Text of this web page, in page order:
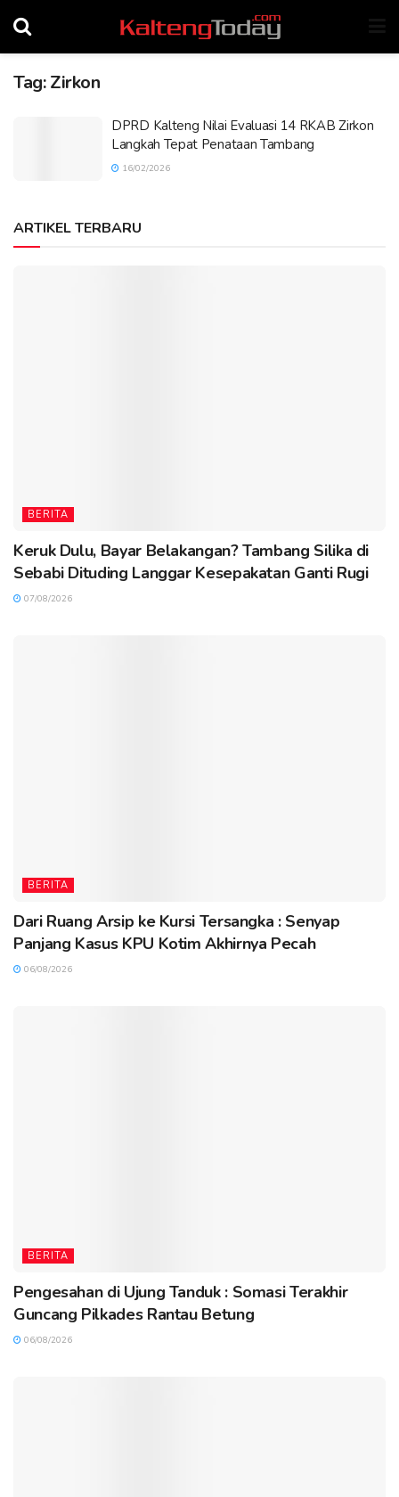
Tag:Zirkon
DPRD Kalteng Nilai Evaluasi 14 RKAB Zirkon
Langkah Tepat Penataan Tambang
16/02/2026
ARTIKEL TERBARU
BERITA
Keruk Dulu, Bayar Belakangan? Tambang Silika di
Sebabi Dituding Langgar Kesepakatan Ganti Rugi
07/08/2026
BERITA
Dari Ruang Arsip ke Kursi Tersangka : Senyap
Panjang Kasus KPU Kotim Akhirnya Pecah
06/08/2026
BERITA
Pengesahan di Ujung Tanduk : Somasi Terakhir
Guncang Pilkades Rantau Betung
06/08/2026